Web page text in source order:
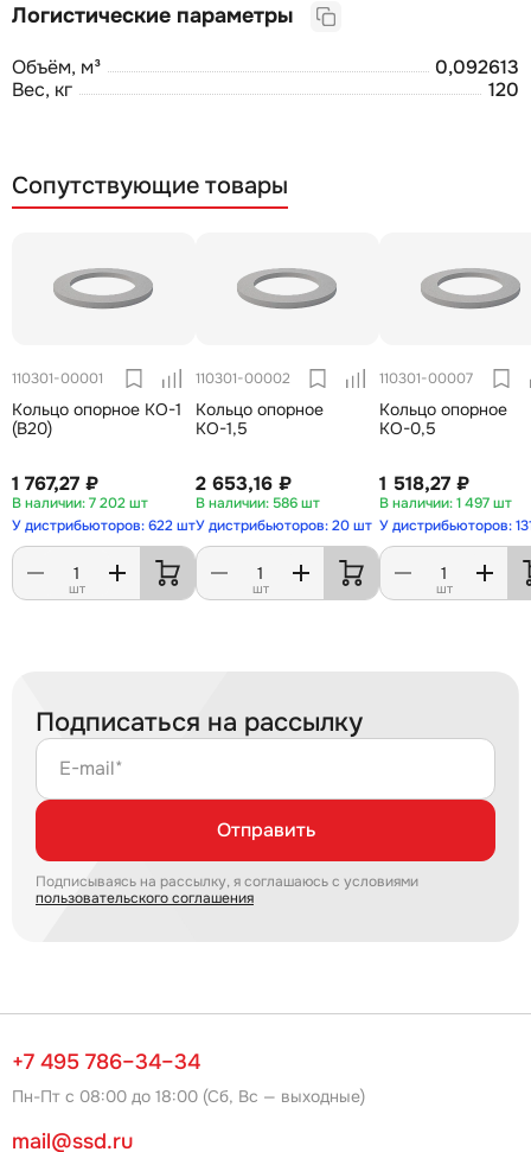
Логистические параметры
Объём, м³
0,092613
Вес, кг
120
Сопутствующие товары
110301-00001
Кольцо опорное КО-1
(В20)
1 767,27 ₽
7 202 шт
У дистрибьюторов: 622 шт
шт
110301-00002
Кольцо опорное
КО-1,5
2 653,16 ₽
586 шт
У дистрибьюторов: 20 шт
шт
110301-00007
Кольцо опорное
КО-0,5
1 518,27 ₽
1 497 шт
У дистрибьюторов:
шт
Подписаться на рассылку
E-mail*
Отправить
Подписываясь на рассылку, я соглашаюсь с условиями
пользовательского соглашения
+7 495 786–34–34
Пн-Пт с 08:00 до 18:00 (Сб, Вс — выходные)
mail@ssd.ru